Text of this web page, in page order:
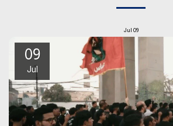
09
Jul
09
Jul